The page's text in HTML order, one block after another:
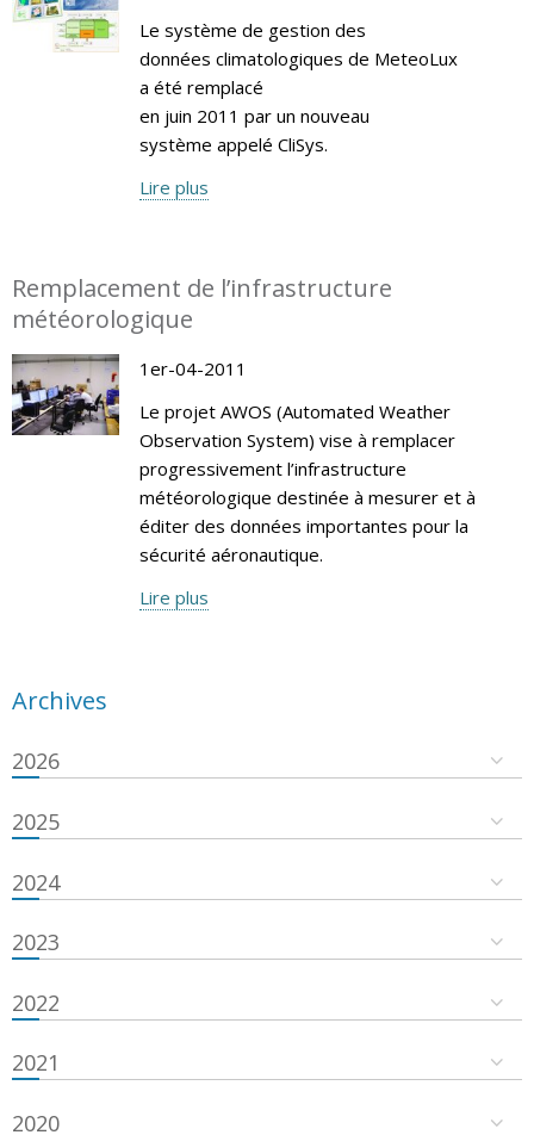
Le système de gestion des
données climatologiques de MeteoLux
a été remplacé
en juin 2011 par un nouveau
système appelé CliSys.
Lire plus
Remplacement de l’infrastructure
météorologique
1er-04-2011
Le projet AWOS (Automated Weather
Observation System) vise à remplacer
progressivement l’infrastructure
météorologique destinée à mesurer et à
éditer des données importantes pour la
sécurité aéronautique.
Lire plus
Archives
2026
2025
2024
2023
2022
2021
2020